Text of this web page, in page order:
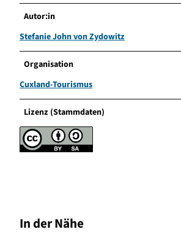
Autor:in
Stefanie John von Zydowitz
Organisation
Cuxland-Tourismus
Lizenz (Stammdaten)
In der Nähe